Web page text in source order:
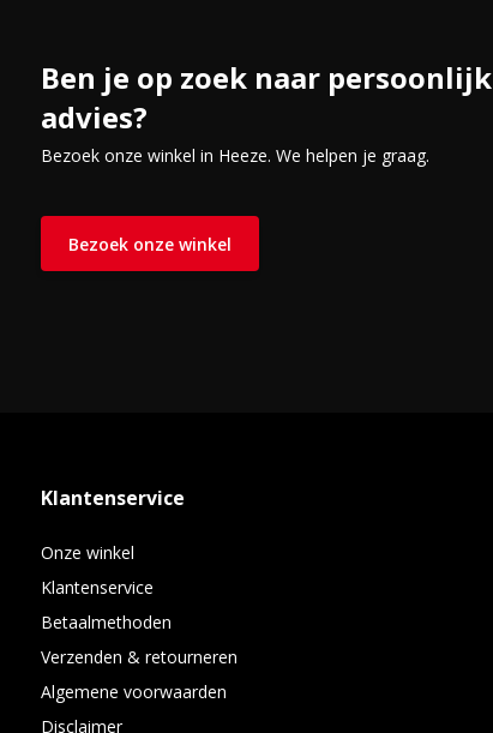
Ben je op zoek naar persoonlijk
advies?
Bezoek onze winkel in Heeze. We helpen je graag.
Bezoek onze winkel
Klantenservice
Onze winkel
Klantenservice
Betaalmethoden
Verzenden & retourneren
Algemene voorwaarden
Disclaimer